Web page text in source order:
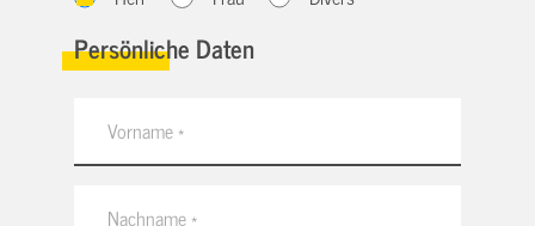
Persönliche Daten